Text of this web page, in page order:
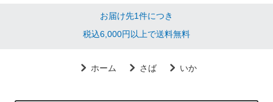
お届け先1件につき
税込6,000円以上で送料無料
ホーム さば いか